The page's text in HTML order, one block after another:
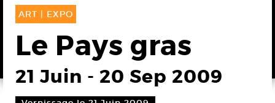
ART | EXPO
Le Pays gras
21 Juin - 20 Sep 2009